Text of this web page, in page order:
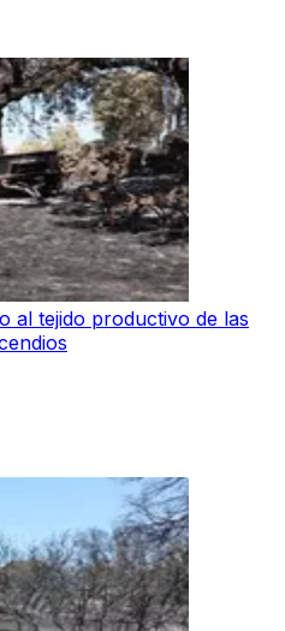
al tejido productivo de las